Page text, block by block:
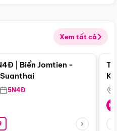
Xem tất cả
Điểm nổi bật
| Biển Jomtien -
5N4Đ